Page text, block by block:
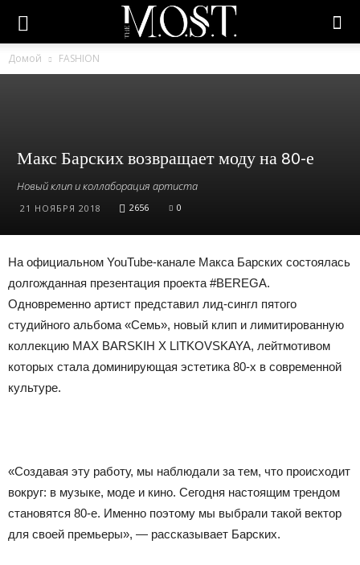
Домой FASHION
Макс Барских возвращает моду на 80-е
Новый клип и коллаборация артиста
21 НОЯБРЯ 2018 2656 0
На официальном YouTube-канале Макса Барских состоялась
долгожданная презентация проекта #BEREGA.
Одновременно артист представил лид-сингл пятого
студийного альбома «Семь», новый клип и лимитированную
коллекцию MAX BARSKIH X LITKOVSKAYA, лейтмотивом
которых стала доминирующая эстетика 80-х в современной
культуре.
«Создавая эту работу, мы наблюдали за тем, что происходит
вокруг: в музыке, моде и кино. Сегодня настоящим трендом
становятся 80-е. Именно поэтому мы выбрали такой вектор
для своей премьеры», — рассказывает Барских.